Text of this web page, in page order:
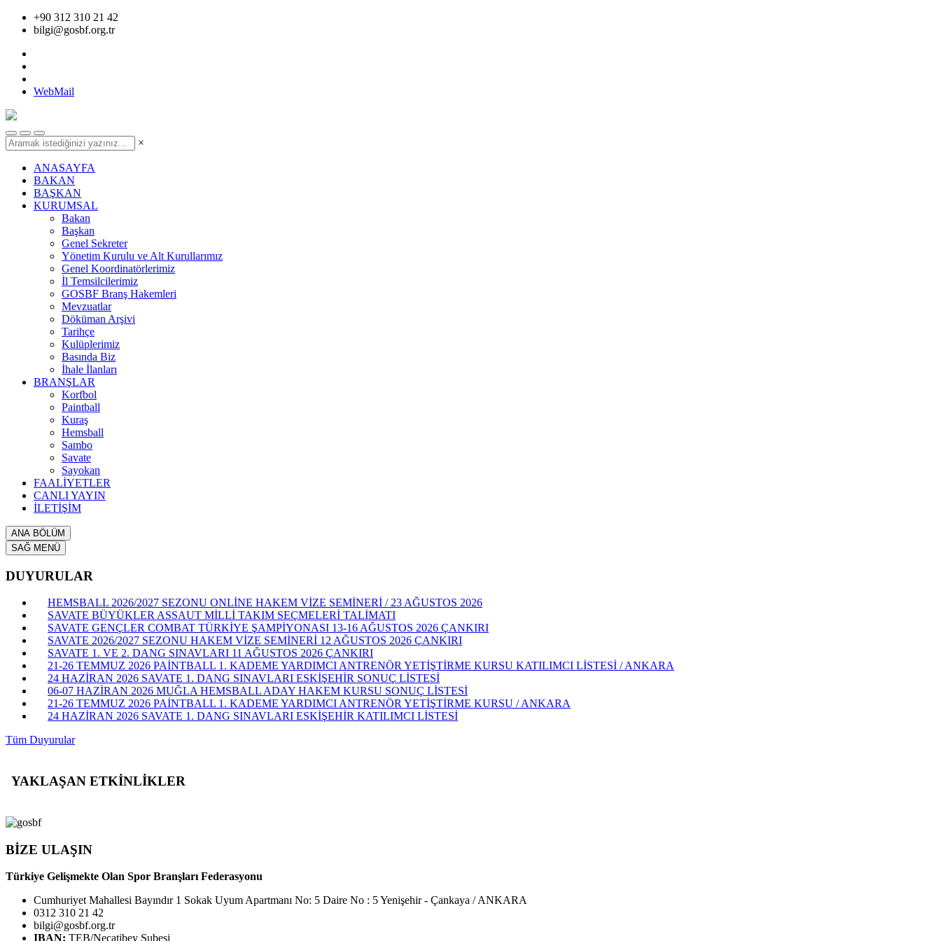
+90 312 310 21 42
bilgi@gosbf.org.tr
WebMail
×
ANASAYFA
BAKAN
BAŞKAN
KURUMSAL
Bakan
Başkan
Genel Sekreter
Yönetim Kurulu ve Alt Kurullarımız
Genel Koordinatörlerimiz
İl Temsilcilerimiz
GOSBF Branş Hakemleri
Mevzuatlar
Döküman Arşivi
Tarihçe
Kulüplerimiz
Basında Biz
İhale İlanları
BRANŞLAR
Korfbol
Paintball
Kuraş
Hemsball
Sambo
Savate
Sayokan
FAALİYETLER
CANLI YAYIN
İLETİŞİM
ANA BÖLÜM
SAĞ MENÜ
DUYURULAR
HEMSBALL 2026/2027 SEZONU ONLİNE HAKEM VİZE SEMİNERİ / 23 AĞUSTOS 2026
SAVATE BÜYÜKLER ASSAUT MİLLİ TAKIM SEÇMELERİ TALİMATI
SAVATE GENÇLER COMBAT TÜRKİYE ŞAMPİYONASI 13-16 AĞUSTOS 2026 ÇANKIRI
SAVATE 2026/2027 SEZONU HAKEM VİZE SEMİNERİ 12 AĞUSTOS 2026 ÇANKIRI
SAVATE 1. VE 2. DANG SINAVLARI 11 AĞUSTOS 2026 ÇANKIRI
21-26 TEMMUZ 2026 PAİNTBALL 1. KADEME YARDIMCI ANTRENÖR YETİŞTİRME KURSU KATILIMCI LİSTESİ / ANKARA
24 HAZİRAN 2026 SAVATE 1. DANG SINAVLARI ESKİŞEHİR SONUÇ LİSTESİ
06-07 HAZİRAN 2026 MUĞLA HEMSBALL ADAY HAKEM KURSU SONUÇ LİSTESİ
21-26 TEMMUZ 2026 PAİNTBALL 1. KADEME YARDIMCI ANTRENÖR YETİŞTİRME KURSU / ANKARA
24 HAZİRAN 2026 SAVATE 1. DANG SINAVLARI ESKİŞEHİR KATILIMCI LİSTESİ
Tüm Duyurular
YAKLAŞAN ETKİNLİKLER
BİZE ULAŞIN
Türkiye Gelişmekte Olan Spor Branşları Federasyonu
Cumhuriyet Mahallesi Bayındır 1 Sokak Uyum Apartmanı No: 5 Daire No : 5 Yenişehir - Çankaya / ANKARA
0312 310 21 42
bilgi@gosbf.org.tr
IBAN: TEB/Necatibey Şubesi